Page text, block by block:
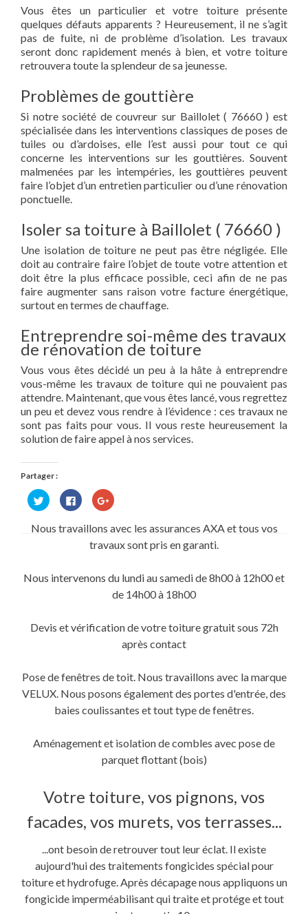
Vous êtes un particulier et votre toiture présente
quelques défauts apparents ? Heureusement, il ne s’agit
pas de fuite, ni de problème d’isolation. Les travaux
seront donc rapidement menés à bien, et votre toiture
retrouvera toute la splendeur de sa jeunesse.
Problèmes de gouttière
Si notre société de couvreur sur Baillolet ( 76660 ) est
spécialisée dans les interventions classiques de poses de
tuiles ou d’ardoises, elle l’est aussi pour tout ce qui
concerne les interventions sur les gouttières. Souvent
malmenées par les intempéries, les gouttières peuvent
faire l’objet d’un entretien particulier ou d’une rénovation
ponctuelle.
Isoler sa toiture à Baillolet ( 76660 )
Une isolation de toiture ne peut pas être négligée. Elle
doit au contraire faire l’objet de toute votre attention et
doit être la plus efficace possible, ceci afin de ne pas
faire augmenter sans raison votre facture énergétique,
surtout en termes de chauffage.
Entreprendre soi-même des travaux
de rénovation de toiture
Vous vous êtes décidé un peu à la hâte à entreprendre
vous-même les travaux de toiture qui ne pouvaient pas
attendre. Maintenant, que vous êtes lancé, vous regrettez
un peu et devez vous rendre à l’évidence : ces travaux ne
sont pas faits pour vous. Il vous reste heureusement la
solution de faire appel à nos services.
Partager :
Cliquez
pour
partager
Twitter(ouvre
Cliquez
pour
partager
sur
Facebook(ouvre
dans
une
Cliquez
pour
Google+
dans
fenêtre)
Nous travaillons avec les assurances AXA et tous vos
travaux sont pris en garanti.
Nous intervenons du lundi au samedi de 8h00 à 12h00 et
de 14h00 à 18h00
Devis et vérification de votre toiture gratuit sous 72h
après contact
Pose de fenêtres de toit. Nous travaillons avec la marque
VELUX. Nous posons également des portes d'entrée, des
baies coulissantes et tout type de fenêtres.
Aménagement et isolation de combles avec pose de
parquet flottant (bois)
Votre toiture, vos pignons, vos
facades, vos murets, vos terrasses...
...ont besoin de retrouver tout leur éclat. Il existe
aujourd'hui des traitements fongicides spécial pour
toiture et hydrofuge. Après décapage nous appliquons un
fongicide imperméabilisant qui traite et protége et tout